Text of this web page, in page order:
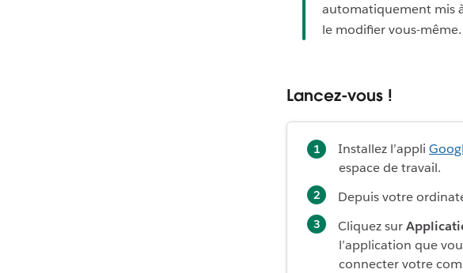
automatiquement mis
le modifier vous-même.
Lancez-vous !
Installez l’appli
espace de travail.
Depuis votre
Cliquez sur
l’application que
connecter votre